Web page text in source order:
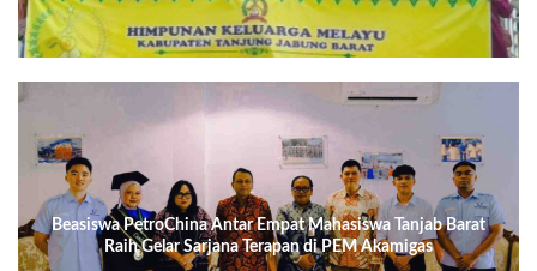
Beasiswa PetroChina Antar Empat Mahasiswa Tanjab Barat
Raih Gelar Sarjana Terapan di PEM Akamigas